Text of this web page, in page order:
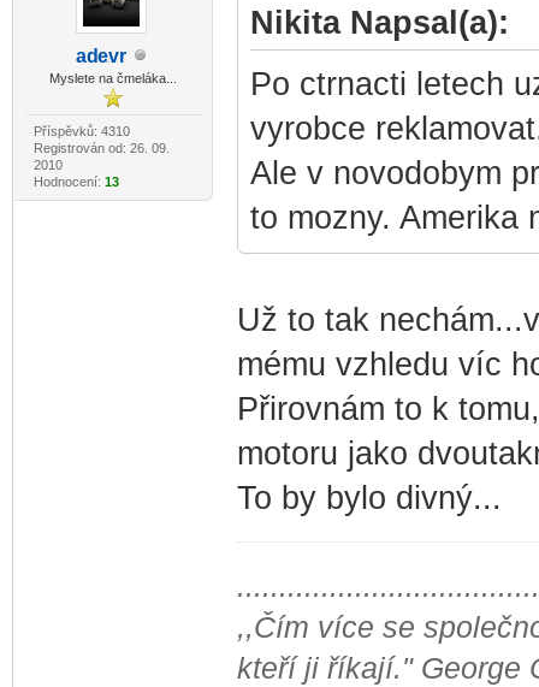
adevr
Myslete na čmeláka...
Příspěvků: 4310
Registrován od: 26. 09.
2010
Hodnocení: 13
Nikita Napsal(a):
Po ctrnacti letech
vyrobce
Ale v novodobym
to mozny. Amerika
Už to tak
mému vzhledu víc
Přirovnám to k
motoru jako
To by bylo divný...
,,Čím více se
kteří ji říkají." George